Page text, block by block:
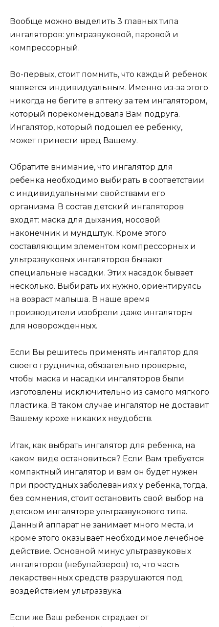
Вообще можно выделить 3 главных типа
ингаляторов: ультразвуковой, паровой и
компрессорный.
Во-первых, стоит помнить, что каждый ребенок
является индивидуальным. Именно из-за этого
никогда не бегите в аптеку за тем ингалятором,
который порекомендовала Вам подруга.
Ингалятор, который подошел ее ребенку,
может принести вред Вашему.
Обратите внимание, что ингалятор для
ребенка необходимо выбирать в соответствии
с индивидуальными свойствами его
организма. В состав детский ингаляторов
входят: маска для дыхания, носовой
наконечник и мундштук. Кроме этого
составляющим элементом компрессорных и
ультразвуковых ингаляторов бывают
специальные насадки. Этих насадок бывает
несколько. Выбирать их нужно, ориентируясь
на возраст малыша. В наше время
производители изобрели даже ингаляторы
для новорожденных.
Если Вы решитесь применять ингалятор для
своего грудничка, обязательно проверьте,
чтобы маска и насадки ингаляторов были
изготовлены исключительно из самого мягкого
пластика. В таком случае ингалятор не доставит
Вашему крохе никаких неудобств.
Итак, как выбрать ингалятор для ребенка, на
каком виде остановиться? Если Вам требуется
компактный ингалятор и вам он будет нужен
при простудных заболеваниях у ребенка, тогда,
без сомнения, стоит остановить свой выбор на
детском ингаляторе ультразвукового типа.
Данный аппарат не занимает много места, и
кроме этого оказывает необходимое лечебное
действие. Основной минус ультразвуковых
ингаляторов (небулайзеров) то, что часть
лекарственных средств разрушаются под
воздействием ультразвука.
Если же Ваш ребенок страдает от